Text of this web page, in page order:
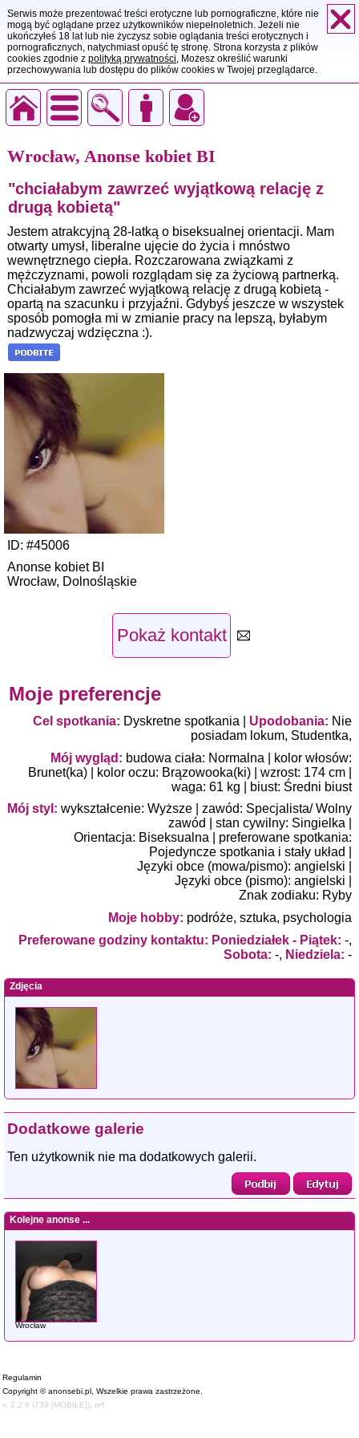
Serwis może prezentować treści erotyczne lub pornograficzne, które nie
mogą być oglądane przez użytkowników niepełnoletnich. Jeżeli nie
ukończyłeś 18 lat lub nie życzysz sobie oglądania treści erotycznych i
pornograficznych, natychmiast opuść tę stronę. Strona korzysta z plików
cookies zgodnie z polityką prywatności, Możesz określić warunki
przechowywania lub dostępu do plików cookies w Twojej przeglądarce.
Wrocław, Anonse kobiet BI
"chciałabym zawrzeć wyjątkową relację z
drugą kobietą"
Jestem atrakcyjną 28-latką o biseksualnej orientacji. Mam
otwarty umysł, liberalne ujęcie do życia i mnóstwo
wewnętrznego ciepła. Rozczarowana związkami z
mężczyznami, powoli rozglądam się za życiową partnerką.
Chciałabym zawrzeć wyjątkową relację z drugą kobietą -
opartą na szacunku i przyjaźni. Gdybyś jeszcze w wszystek
sposób pomogła mi w zmianie pracy na lepszą, byłabym
nadzwyczaj wdzięczna :).
ID: #45006
Anonse kobiet BI
Wrocław, Dolnośląskie
Pokaż kontakt
Moje preferencje
Cel spotkania: Dyskretne spotkania Upodobania: Nie
posiadam lokum, Studentka,
Mój wygląd: budowa ciała: Normalna | kolor włosów:
Brunet(ka) | kolor oczu: Brązowooka(ki) | wzrost: 174 cm |
waga: 61 kg | biust: Średni biust
Mój styl: wykształcenie: Wyższe | zawód: Specjalista/ Wolny
zawód
| stan cywilny: Singielka
Orientacja: Biseksualna | preferowane spotkania:
Pojedyncze spotkania i stały układ
Języki obce (mowa/pismo): angielski |
Języki obce (pismo): angielski |
Znak zodiaku: Ryby
Moje hobby: podróże, sztuka, psychologia
Preferowane godziny kontaktu: Poniedziałek - Piątek: -,
Sobota: -, Niedziela: -
Zdjęcia
Dodatkowe galerie
Ten użytkownik nie ma dodatkowych galerii.
Kolejne anonse ...
Wrocław
Regulamin
Copyright © anonsebi.pl, Wszelkie prawa zastrzeżone.
v. 2.2.6 (739 [MOBILE]), ref: